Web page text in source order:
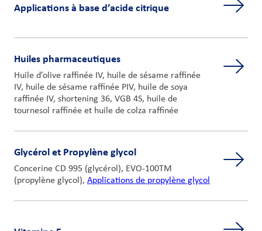
Applications à base d’acide citrique
Huiles pharmaceutiques
Huile d’olive raffinée IV, huile de sésame raffinée
IV, huile de sésame raffinée PIV, huile de soya
raffinée IV, shortening 36, VGB 4S, huile de
tournesol raffinée et huile de colza raffinée
Glycérol et Propylène glycol
Concerine CD 995 (glycérol), EVO-100TM
(propylène glycol), Applications de propylène glycol